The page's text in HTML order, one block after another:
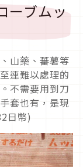
ーブムッ
山藥、蕃薯等
連難以處理的
不需要用到刀
套也有，是現
日幣)